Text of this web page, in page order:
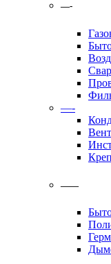
—-
—-
——